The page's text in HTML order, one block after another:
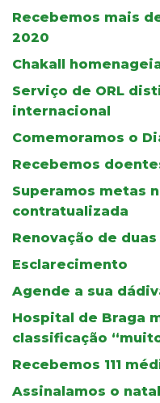
Recebemos mais
2020
Chakall
Serviço de ORL
internacional
Comemoramos o
Recebemos
Superamos metas
contratualizada
Renovação de
Esclarecimento
Agende a sua
Hospital de Braga
classificação
Recebemos 111
Assinalamos o